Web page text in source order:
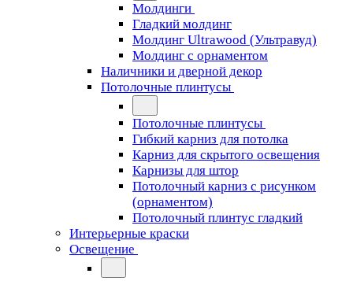
Молдинги
Гладкий молдинг
Молдинг Ultrawood (Ультравуд)
Молдинг с орнаментом
Наличники и дверной декор
Потолочные плинтусы
Потолочные плинтусы
Гибкий карниз для потолка
Карниз для скрытого освещения
Карнизы для штор
Потолочный карниз с рисунком
(орнаментом)
Потолочный плинтус гладкий
Интерьерные краски
Освещение